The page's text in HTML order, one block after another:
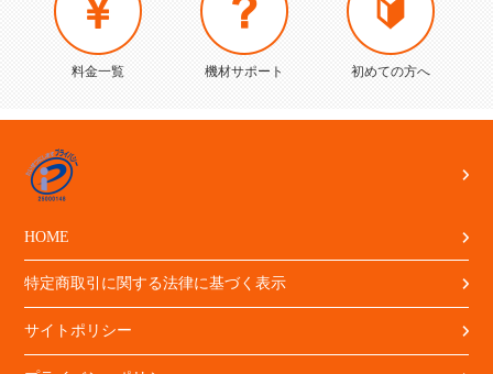
料金一覧 機材サポート 初めての方へ
HOME
特定商取引に関する法律に基づく表示
サイトポリシー